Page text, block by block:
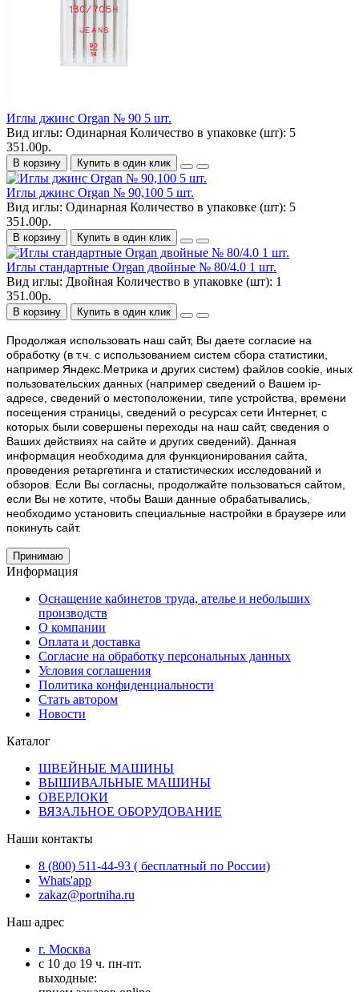
Иглы джинс Organ № 90 5 шт.
Вид иглы: Одинарная Количество в упаковке (шт): 5
351.00р.
В корзину Купить в один клик
Иглы джинс Organ № 90,100 5 шт.
Вид иглы: Одинарная Количество в упаковке (шт): 5
351.00р.
В корзину Купить в один клик
Иглы стандартные Organ двойные № 80/4.0 1 шт.
Вид иглы: Двойная Количество в упаковке (шт): 1
351.00р.
В корзину Купить в один клик
Продолжая использовать наш cайт, Вы даете согласие на
обработку (в т.ч. с использованием систем сбора статистики,
например Яндекс.Метрика и других систем) файлов cookie, иных
пользовательских данных (например сведений о Вашем ip-
адресе, сведений о местоположении, типе устройства, времени
посещения страницы, сведений о ресурсах сети Интернет, с
которых были совершены переходы на наш сайт, сведения о
Ваших действиях на сайте и других сведений). Данная
информация необходима для функционирования сайта,
проведения ретаргетинга и статистических исследований и
обзоров. Если Вы согласны, продолжайте пользоваться сайтом,
если Вы не хотите, чтобы Ваши данные обрабатывались,
необходимо установить специальные настройки в браузере или
покинуть сайт.
Принимаю
Информация
Оснащение кабинетов труда, ателье и небольших
производств
О компании
Оплата и доставка
Согласие на обработку персональных данных
Условия соглашения
Политика конфиденциальности
Стать автором
Новости
Каталог
ШВЕЙНЫЕ МАШИНЫ
ВЫШИВАЛЬНЫЕ МАШИНЫ
ОВЕРЛОКИ
ВЯЗАЛЬНОЕ ОБОРУДОВАНИЕ
Наши контакты
8 (800) 511-44-93 ( бесплатный по России)
Whats'app
zakaz@portniha.ru
Наш адрес
г. Москва
с 10 до 19 ч. пн-пт.
выходные: